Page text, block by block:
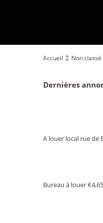
Accueil Non classé
Dernières
A louer local rue de
Bureau à louer